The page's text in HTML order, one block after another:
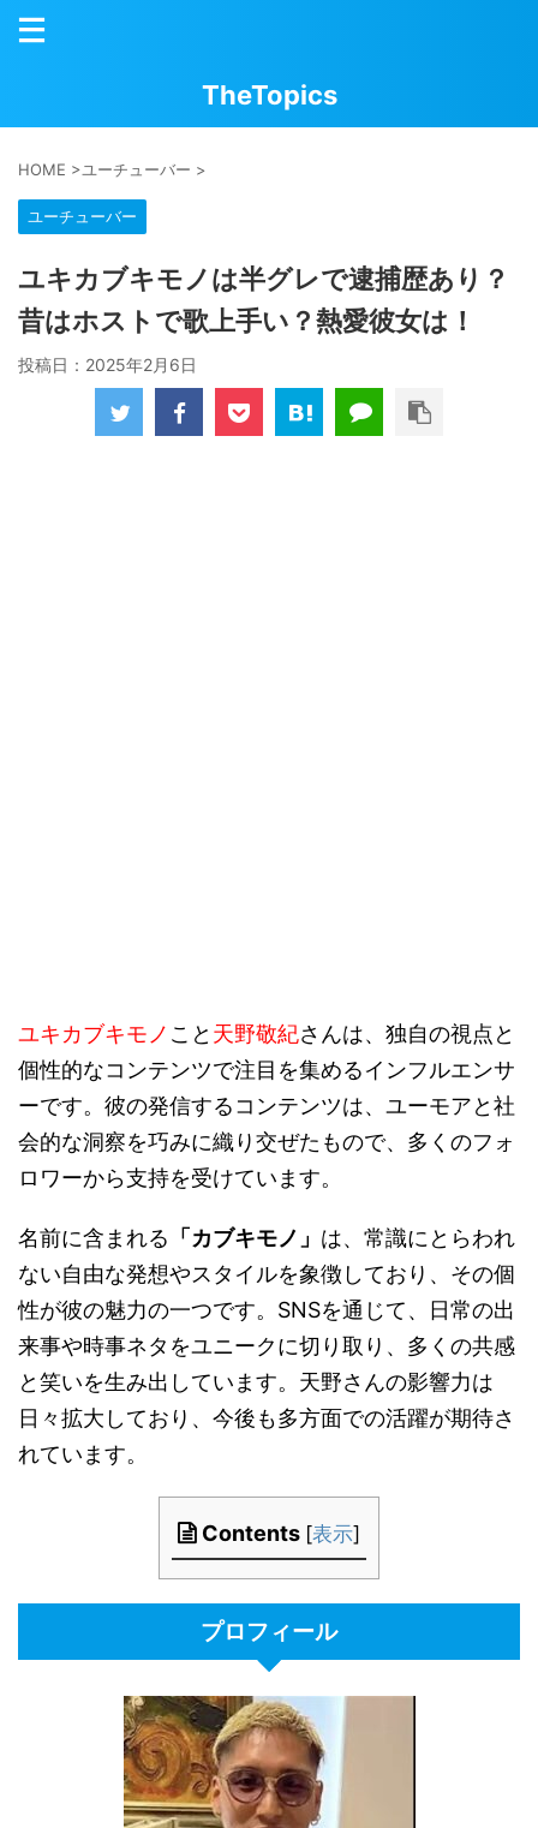
TheTopics
HOME >ユーチューバー >
ユーチューバー
ユキカブキモノは半グレで逮捕歴あり？
昔はホストで歌上手い？熱愛彼女は！
投稿日： 2025年2月6日
ユキカブキモノ こと 天野敬紀さんは、独自の視点と
個性的なコンテンツで注目を集めるインフルエンサ
ーです。彼の発信するコンテンツは、ユーモアと社
会的な洞察を巧みに織り交ぜたもので、多くのフォ
ロワーから支持を受けています。
名前に含まれる 「カブキモノ」 は、常識にとらわれ
ない自由な発想やスタイルを象徴しており、その個
性が彼の魅力の一つです。SNSを通じて、日常の出
来事や時事ネタをユニークに切り取り、多くの共感
と笑いを生み出しています。天野さんの影響力は
日々拡大しており、今後も多方面での活躍が期待さ
れています。
Contents [表示]
プロフィール